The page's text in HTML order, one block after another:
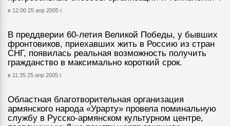
в 12:00 25 апр 2005 г.
В преддверии 60-летия Великой Победы, у бывших
фронтовиков, приехавших жить в Россию из стран
СНГ, появилась реальная возможность получить
гражданство в максимально короткий срок.
в 11:35 25 апр 2005 г.
Областная благотворительная организация
армянского народа «Урарту» провела поминальную
службу в Русско-армянском культурном центре,